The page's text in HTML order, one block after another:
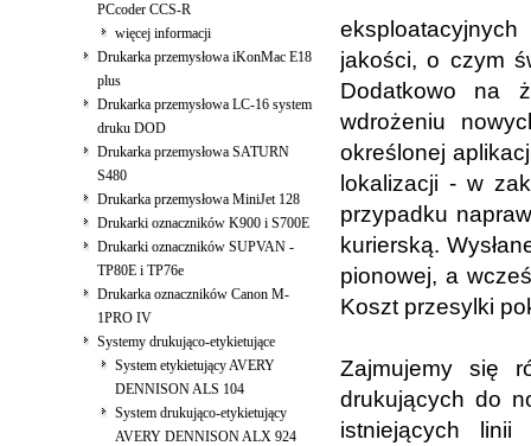
PCcoder CCS-R
więcej informacji
Drukarka przemysłowa iKonMac E18
plus
Drukarka przemysłowa LC-16 system
druku DOD
Drukarka przemysłowa SATURN
S480
Drukarka przemysłowa MiniJet 128
Drukarki oznaczników K900 i S700E
Drukarki oznaczników SUPVAN -
TP80E i TP76e
Drukarka oznaczników Canon M-
1PRO IV
Systemy drukująco-etykietujące
System etykietujący AVERY
DENNISON ALS 104
System drukująco-etykietujący
AVERY DENNISON ALX 924
jakości, o czym
Dodatkowo na
wdrożeniu
określonej
lokalizacji - w
przypadku
kurierską.
pionowej, a
Koszt przesylki
Zajmujemy się
drukujących do
istniejących linii